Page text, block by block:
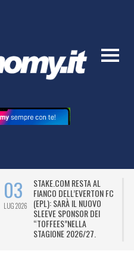
03
LUG 2026
STAKE.COM RESTA AL
FIANCO DELL’EVERTON FC
(EPL): SARÀ IL NUOVO
SLEEVE SPONSOR DEI
“TOFFEES”NELLA
STAGIONE 2026/27.